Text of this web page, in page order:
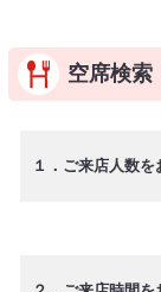
空席検索
１．ご来店人数を